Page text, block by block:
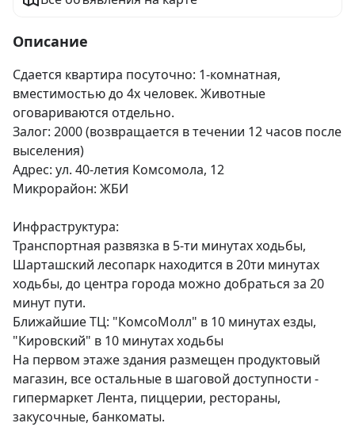
Описание
Сдается квартира посуточно: 1-комнатная,
вместимостью до 4х человек. Животные
оговариваются отдельно.
Залог: 2000 (возвращается в течении 12 часов после
выселения)
Адрес: ул. 40-летия Комсомола, 12
Микрорайон: ЖБИ
Инфраструктура:
Транспортная развязка в 5-ти минутах ходьбы,
Шарташский лесопарк находится в 20ти минутах
ходьбы, до центра города можно добраться за 20
минут пути.
Ближайшие ТЦ: "КомсоМолл" в 10 минутах езды,
"Кировский" в 10 минутах ходьбы
На первом этаже здания размещен продуктовый
магазин, все остальные в шаговой доступности -
гипермаркет Лента, пиццерии, рестораны,
закусочные, банкоматы.